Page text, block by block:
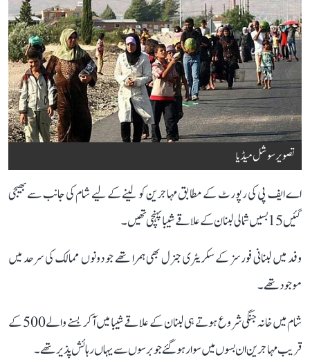
تصویر سوشل میڈیا
اے ایف پی کی رپورٹ کے مطابق مہاجرین کو لینے کے لیے شام کی جانب سے بھیجی
گئیں 15 بسیں شمالی لبنان کے علاقے شیبا پہنچی تھیں۔
وفد میں لبنانی فورسز کے سکریٹری جنرل بھی ہمرا تھے جو دونوں ممالک کی سرحد میں
موجود تھے۔
شام میں خانہ جنگی شروع ہوتے ہی لبنان کے علاقے شیبا میں آکر بسنے والے 500 کے
قریب مہاجرین ان بسوں میں سوار ہوگئے جو برسوں سے یہاں رہائش پذیر تھے۔